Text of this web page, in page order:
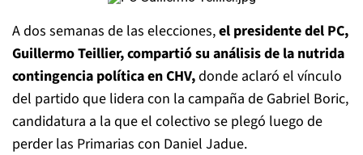
A dos semanas de las elecciones,el presidente del PC,
Guillermo Teillier, compartió su análisis de la nutrida
contingencia política en CHV,donde aclaró el vínculo
del partido que lidera con la campaña de Gabriel Boric,
candidatura a la que el colectivo se plegó luego de
perder las Primarias con Daniel Jadue.